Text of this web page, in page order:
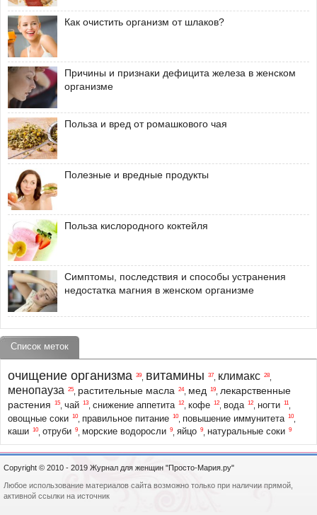
Как очистить организм от шлаков?
Причины и признаки дефицита железа в женском
организме
Польза и вред от ромашкового чая
Полезные и вредные продукты
Польза кислородного коктейля
Симптомы, последствия и способы устранения
недостатка магния в женском организме
Список меток
очищение организма 39 витамины 37 климакс 28
менопауза 25 растительные масла 24, мед 19
лекарственные
растения
15 чай 13 снижение аппетита 12 кофе 12 вода 12 ногти 11
овощные соки 10, правильное питание 10, повышение иммунитета 10,
каши 10, отруби 9 морские водоросли 9 яйцо 9 натуральные соки 9
Copyright © 2010 - 2019 Журнал для женщин "Просто-Мария.ру"
Любое использование материалов сайта возможно только при наличии прямой,
активной ссылки на источник